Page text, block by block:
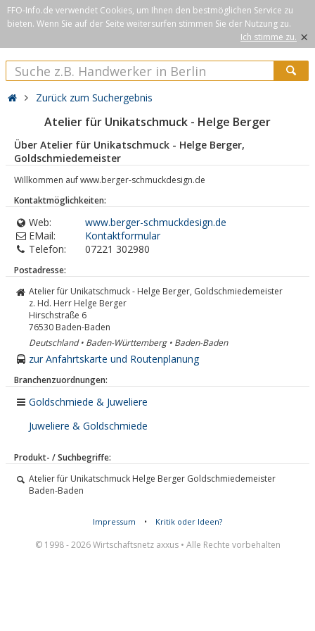
FFO-Info.de verwendet Cookies, um Ihnen den bestmöglichen Service zu
bieten. Wenn Sie auf der Seite weitersurfen stimmen Sie der Nutzung zu.
Ich stimme zu. ×
Zurück zum Suchergebnis
Atelier für Unikatschmuck - Helge Berger
Über Atelier für Unikatschmuck - Helge Berger,
Goldschmiedemeister
Willkommen auf www.berger-schmuckdesign.de
Kontaktmöglichkeiten:
Web:
www.berger-schmuckdesign.de
EMail:
Kontaktformular
Telefon:
07221 302980
Postadresse:
Atelier für Unikatschmuck - Helge Berger, Goldschmiedemeister
z. Hd. Herr Helge Berger
Hirschstraße 6
76530 Baden-Baden
Deutschland • Baden-Württemberg • Baden-Baden
zur Anfahrtskarte und Routenplanung
Branchenzuordnungen:
Goldschmiede & Juweliere
Juweliere & Goldschmiede
Produkt- / Suchbegriffe:
Atelier für Unikatschmuck Helge Berger Goldschmiedemeister
Baden-Baden
Impressum • Kritik oder Ideen?
© 1998 - 2026 Wirtschaftsnetz axxus • Alle Rechte vorbehalten